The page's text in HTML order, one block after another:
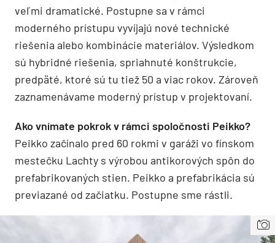
veľmi dramatické. Postupne sa v rámci
moderného prístupu vyvíjajú nové technické
riešenia alebo kombinácie materiálov. Výsledkom
sú hybridné riešenia, spriahnuté konštrukcie,
predpäté, ktoré sú tu tiež 50 a viac rokov. Zároveň
zaznamenávame moderný prístup v projektovaní.
Ako vnímate pokrok v rámci spoločnosti Peikko?
Peikko začínalo pred 60 rokmi v garáži vo fínskom
mestečku Lachty s výrobou antikorových spôn do
prefabrikovaných stien. Peikko a prefabrikácia sú
previazané od začiatku. Postupne sme rástli.